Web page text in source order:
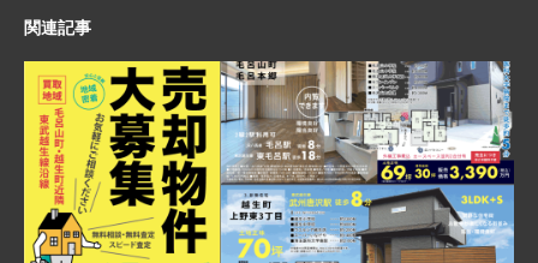
関連記事